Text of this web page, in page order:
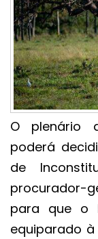
O plenário
poderá
de
procurador-
para que o
equiparado à